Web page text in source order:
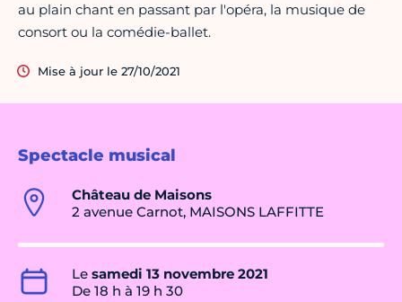
Spectacle musical
Château de Maisons
2 avenue Carnot, MAISONS LAFFITTE
Le samedi 13 novembre 2021
De 18 h à 19 h 30
au plain chant en passant par l'opéra, la musique de
consort ou la comédie-ballet.
Mise à jour le 27/10/2021